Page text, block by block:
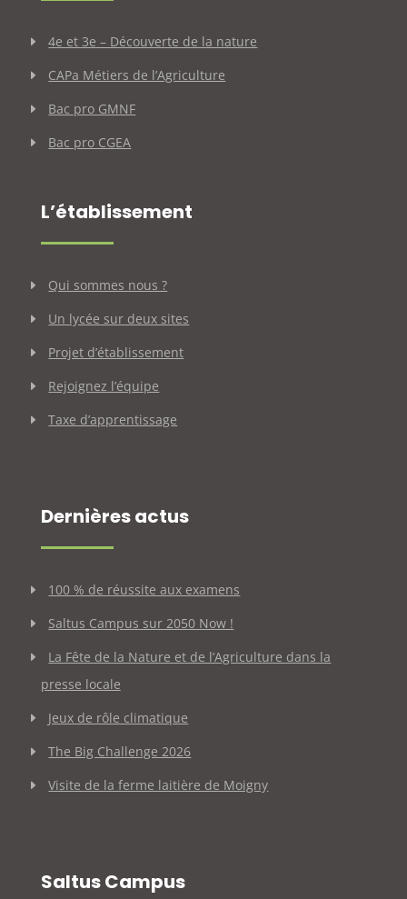
4e et 3e – Découverte de la nature
CAPa Métiers de l’Agriculture
Bac pro GMNF
Bac pro CGEA
L’établissement
Qui sommes nous ?
Un lycée sur deux sites
Projet d’établissement
Rejoignez l’équipe
Taxe d’apprentissage
Dernières actus
100 % de réussite aux examens
Saltus Campus sur 2050 Now !
La Fête de la Nature et de l’Agriculture dans la
presse locale
Jeux de rôle climatique
The Big Challenge 2026
Visite de la ferme laitière de Moigny
Saltus Campus